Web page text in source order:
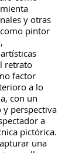
y otras
pintor
retrato
factor
a lo
con un
y perspectiva
a
pictórica.
una